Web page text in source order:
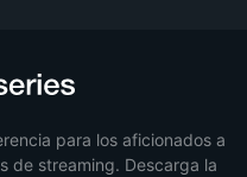
para los aficionados a
de streaming. Descarga la